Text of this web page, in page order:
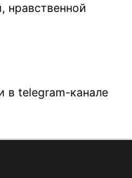
нравственной
в telegram-канале